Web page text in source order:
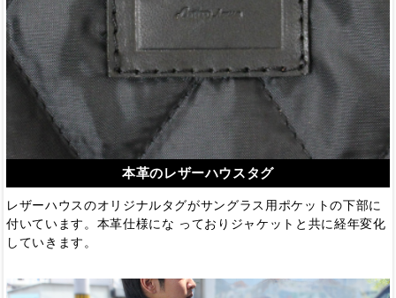
本革のレザーハウスタグ
レザーハウスのオリジナルタグがサングラス用ポケットの下部に
付いています。本革仕様にな っておりジャケットと共に経年変化
していきます。